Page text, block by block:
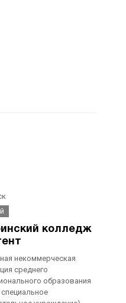
колледж
некоммерческая
среднего
образования